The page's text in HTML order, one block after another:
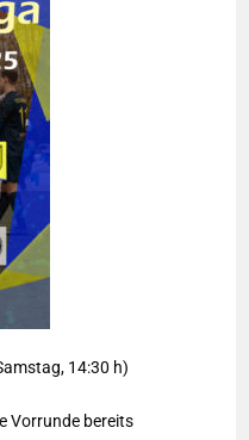
14:30 h)
Vorrunde bereits